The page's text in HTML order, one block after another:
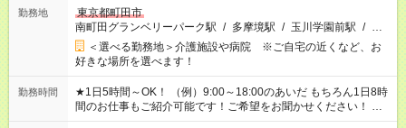
勤務地
東京都町田市
南町田グランベリーパーク駅 / 多摩境駅 / 玉川学園前駅 / …
＜選べる勤務地＞介護施設や病院 ※ご自宅の近くなど、お
好きな場所を選べます！
勤務時間
★1日5時間～OK！ （例）9:00～18:00のあいだ もちろん1日8時
間のお仕事もご紹介可能です！ご希望をお聞かせください！ ※
週最低15時間以上の勤務が必要です